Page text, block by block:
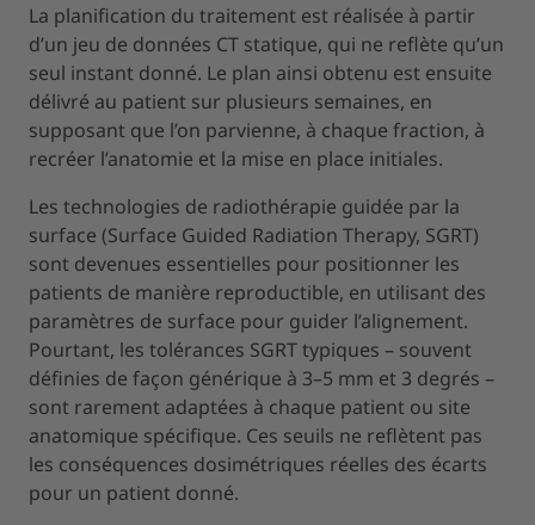
La planification du traitement est réalisée à partir
d’un jeu de données CT statique, qui ne reflète qu’un
seul instant donné. Le plan ainsi obtenu est ensuite
délivré au patient sur plusieurs semaines, en
supposant que l’on parvienne, à chaque fraction, à
recréer l’anatomie et la mise en place initiales.
Les technologies de radiothérapie guidée par la
surface (Surface Guided Radiation Therapy, SGRT)
sont devenues essentielles pour positionner les
patients de manière reproductible, en utilisant des
paramètres de surface pour guider l’alignement.
Pourtant, les tolérances SGRT typiques – souvent
définies de façon générique à 3–5 mm et 3 degrés –
sont rarement adaptées à chaque patient ou site
anatomique spécifique. Ces seuils ne reflètent pas
les conséquences dosimétriques réelles des écarts
pour un patient donné.